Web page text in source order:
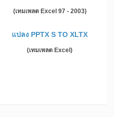
(เทมเพลต Excel 97 - 2003)
แปลง PPTX S TO XLTX
(เทมเพลต Excel)